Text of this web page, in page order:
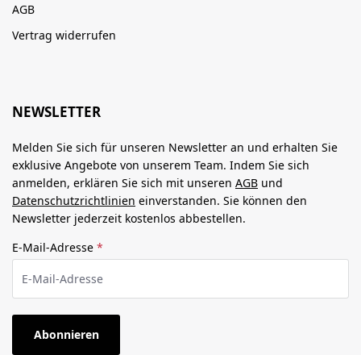
AGB
Vertrag widerrufen
NEWSLETTER
Melden Sie sich für unseren Newsletter an und erhalten Sie
exklusive Angebote von unserem Team. Indem Sie sich
anmelden, erklären Sie sich mit unseren AGB und
Datenschutzrichtlinien einverstanden. Sie können den
Newsletter jederzeit kostenlos abbestellen.
E-Mail-Adresse *
Abonnieren